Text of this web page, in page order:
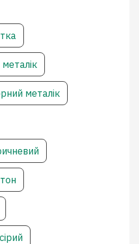
металік